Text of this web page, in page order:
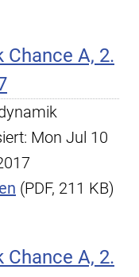
Chance A, 2.
Mon Jul 10
(PDF, 211 KB)
Chance A, 2.